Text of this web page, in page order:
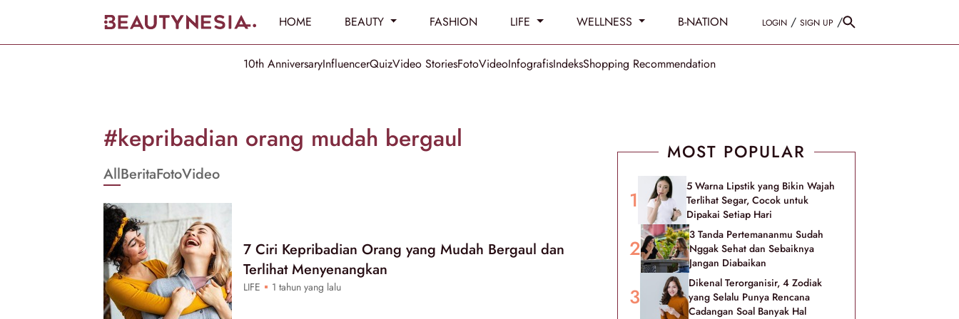
HOME BEAUTY FASHION LIFE WELLNESS B-NATION LOGIN / SIGN UP /
10th AnniversaryInfluencerQuizVideo StoriesFotoVideoInfografisIndeksShopping Recommendation
[GET_DATA_TITLE]
Beautynesia
#kepribadian orang mudah bergaul
AllBeritaFotoVideo
7 Ciri Kepribadian Orang yang Mudah Bergaul dan
Terlihat Menyenangkan
LIFE 1 tahun yang lalu
MOST POPULAR
5 Warna Lipstik yang Bikin Wajah
Terlihat Segar, Cocok untuk
Dipakai Setiap Hari
3 Tanda Pertemananmu Sudah
Nggak Sehat dan Sebaiknya
Jangan Diabaikan
Dikenal Terorganisir, 4 Zodiak
yang Selalu Punya Rencana
Cadangan Soal Banyak Hal